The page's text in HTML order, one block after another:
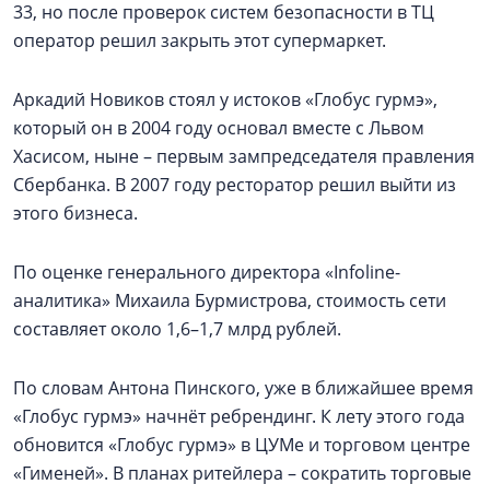
33, но после проверок систем безопасности в ТЦ
оператор решил закрыть этот супермаркет.
Аркадий Новиков стоял у истоков «Глобус гурмэ»,
который он в 2004 году основал вместе с Львом
Хасисом, ныне – первым зампредседателя правления
Сбербанка. В 2007 году ресторатор решил выйти из
этого бизнеса.
По оценке генерального директора «Infoline-
аналитика» Михаила Бурмистрова, стоимость сети
составляет около 1,6–1,7 млрд рублей.
По словам Антона Пинского, уже в ближайшее время
«Глобус гурмэ» начнёт ребрендинг. К лету этого года
обновится «Глобус гурмэ» в ЦУМе и торговом центре
«Гименей». В планах ритейлера – сократить торговые